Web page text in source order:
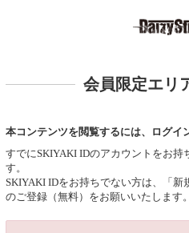
会員限定エリ
本コンテンツを閲覧するには、ログイ
すでにSKIYAKI IDのアカウントをお持
す。
SKIYAKI IDをお持ちでない方は、「新
のご登録（無料）をお願いいたします。